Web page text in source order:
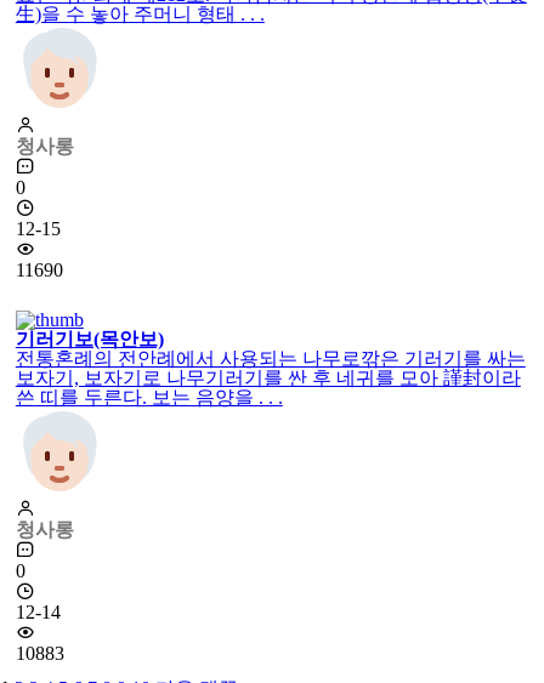
자라줌치
자라줌치 노리개\ 순조 임금님의 셋째딸 덕온공주의 유물 중
요민속문화재 제212호. 자라줌치는 백색 공단에 십장생(十長
生)을 수 놓아 주머니 형태 . . .
청사롱
0
12-15